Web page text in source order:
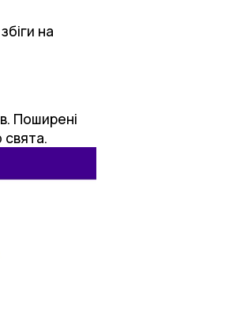
на
Поширені
свята.